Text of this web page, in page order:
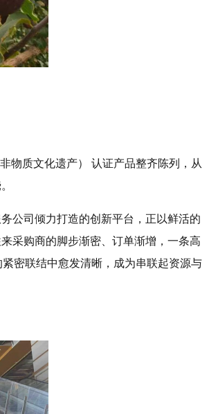
物质文化遗产） 认证产品整齐陈列，从
公司倾力打造的创新平台，正以鲜活的
采购商的脚步渐密、订单渐增，一条高
密联结中愈发清晰，成为串联起资源与